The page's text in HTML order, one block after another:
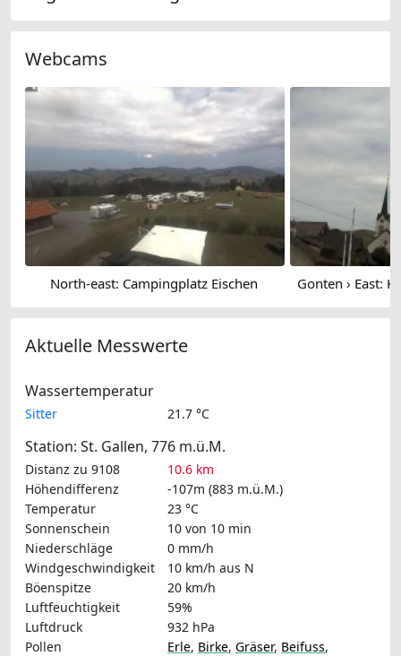
Webcams
North-east: Campingplatz Eischen
Aktuelle Messwerte
Wassertemperatur
Sitter 21.7 °C
Station: St. Gallen, 776 m.ü.M.
Distanz zu 9108
10.6 km
Höhendifferenz
-107m (883 m.ü.M.)
Temperatur
23 °C
Sonnenschein
10 von 10 min
Niederschläge
0 mm/h
Windgeschwindigkeit
10 km/h aus N
Böenspitze
20 km/h
Luftfeuchtigkeit
59%
Luftdruck
932 hPa
Pollen
Erle, Birke, Gräser, Beifuss,